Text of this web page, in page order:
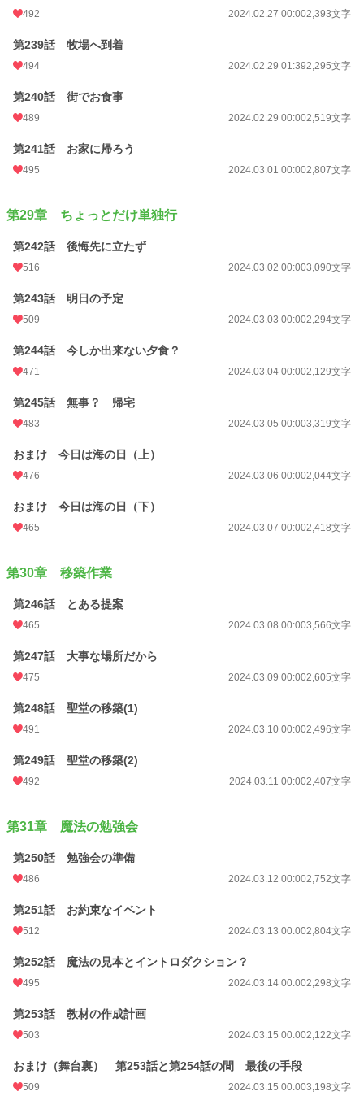
492 2024.02.27 00:002,393文字
第239話 牧場へ到着
494 2024.02.29 01:392,295文字
第240話 街でお食事
489 2024.02.29 00:002,519文字
第241話 お家に帰ろう
495 2024.03.01 00:002,807文字
第29章 ちょっとだけ単独行
第242話 後悔先に立たず
516 2024.03.02 00:003,090文字
第243話 明日の予定
509 2024.03.03 00:002,294文字
第244話 今しか出来ない夕食？
471 2024.03.04 00:002,129文字
第245話 無事？ 帰宅
483 2024.03.05 00:003,319文字
おまけ 今日は海の日（上）
476 2024.03.06 00:002,044文字
おまけ 今日は海の日（下）
465 2024.03.07 00:002,418文字
第30章 移築作業
第246話 とある提案
465 2024.03.08 00:003,566文字
第247話 大事な場所だから
475 2024.03.09 00:002,605文字
第248話 聖堂の移築(1)
491 2024.03.10 00:002,496文字
第249話 聖堂の移築(2)
492 2024.03.11 00:002,407文字
第31章 魔法の勉強会
第250話 勉強会の準備
486 2024.03.12 00:002,752文字
第251話 お約束なイベント
512 2024.03.13 00:002,804文字
第252話 魔法の見本とイントロダクション？
495 2024.03.14 00:002,298文字
第253話 教材の作成計画
503 2024.03.15 00:002,122文字
おまけ（舞台裏） 第253話と第254話の間 最後の手段
509 2024.03.15 00:003,198文字